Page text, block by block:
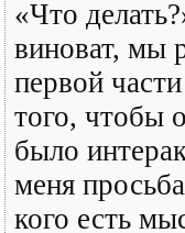
«Что
виноват, мы
первой
того, чтобы
было
меня
кого есть